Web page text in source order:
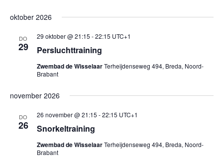
oktober 2026
DO
29 Persluchttraining
29 oktober @ 21:15 -22:15 UTC+1
Zwembad de WisselaarTerheijdenseweg 494, Breda, Noord-
Brabant
november 2026
DO
26 Snorkeltraining
26 november @ 21:15 -22:15 UTC+1
Zwembad de WisselaarTerheijdenseweg 494, Breda, Noord-
Brabant